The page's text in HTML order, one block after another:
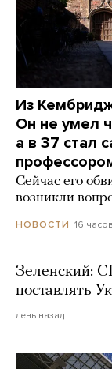
Из
Он не умел
а в 37 стал
Сейчас его
возникли
НОВОСТИ 16
Зеленский:
поставлять
день назад